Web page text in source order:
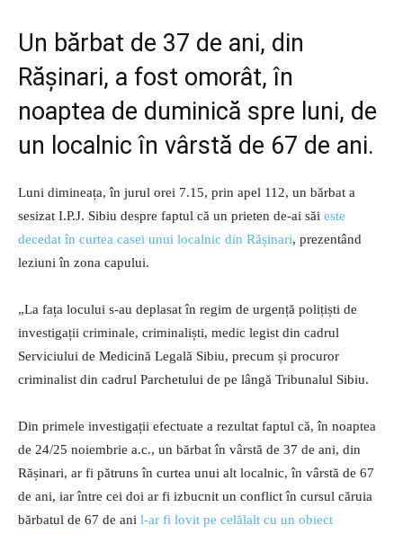
Un bărbat de 37 de ani, din
Rășinari, a fost omorât, în
noaptea de duminică spre luni, de
un localnic în vârstă de 67 de ani.
Luni dimineața, în jurul orei 7.15, prin apel 112, un bărbat a
sesizat I.P.J. Sibiu despre faptul că un prieten de-ai săi este
decedat în curtea casei unui localnic din Rășinari, prezentând
leziuni în zona capului.
„La fața locului s-au deplasat în regim de urgență polițiști de
investigații criminale, criminaliști, medic legist din cadrul
Serviciului de Medicină Legală Sibiu, precum și procuror
criminalist din cadrul Parchetului de pe lângă Tribunalul Sibiu.
Din primele investigații efectuate a rezultat faptul că, în noaptea
de 24/25 noiembrie a.c., un bărbat în vârstă de 37 de ani, din
Rășinari, ar fi pătruns în curtea unui alt localnic, în vârstă de 67
de ani, iar între cei doi ar fi izbucnit un conflict în cursul căruia
bărbatul de 67 de ani l-ar fi lovit pe celălalt cu un obiect